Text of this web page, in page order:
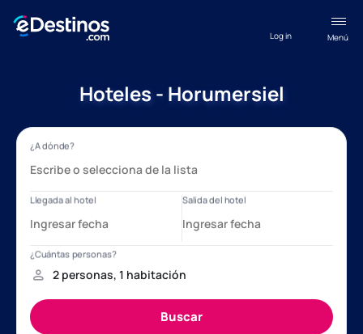
Menú
Log in
Hoteles - Horumersiel